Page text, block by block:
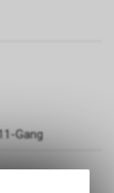
Gang